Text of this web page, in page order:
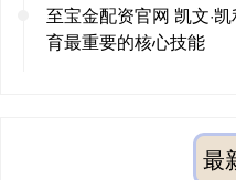
至宝金配资官网 凯文·
育最重要的核心技能
最